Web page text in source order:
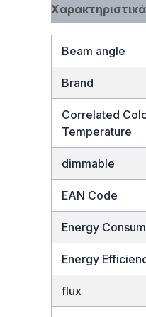
Χαρακτηριστικά
Beam angle
Brand
Correlated
Temperature
dimmable
EAN Code
Energy
Energy
flux